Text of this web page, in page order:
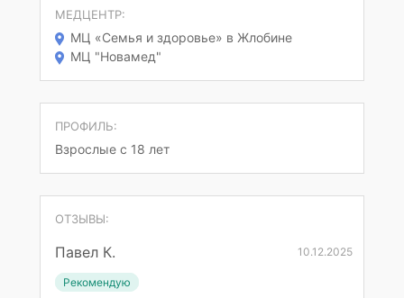
МЕДЦЕНТР:
МЦ «Семья и здоровье» в Жлобине
МЦ "Новамед"
ПРОФИЛЬ:
Взрослые с 18 лет
ОТЗЫВЫ:
Павел К. 10.12.2025
Рекомендую